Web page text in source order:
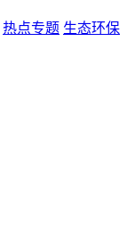
热点专题 生态环保